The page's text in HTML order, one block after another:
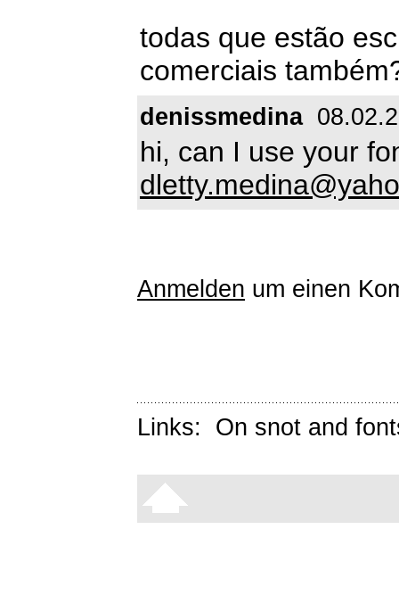
todas que estão
comerciais
denissmedina
hi, can I use your
Anmelden um einen
Links: On snot and